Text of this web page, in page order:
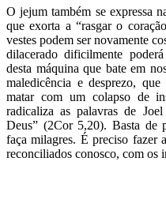
O jejum também se expressa
que exorta a “rasgar o
vestes podem ser novamente
dilacerado dificilmente
desta máquina que bate em
maledicência e desprezo,
matar com um colapso de
radicaliza as palavras de
Deus” (2Cor 5,20). Basta de
faça milagres. É preciso fazer
reconciliados conosco, com os